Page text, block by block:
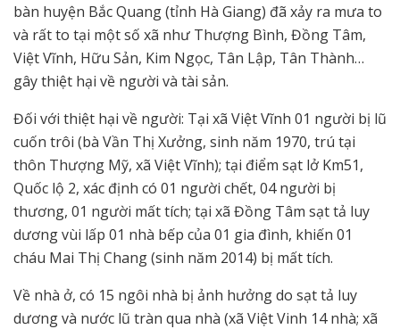
bàn huyện Bắc Quang (tỉnh Hà Giang) đã xảy ra mưa to
và rất to tại một số xã như Thượng Bình, Đồng Tâm,
Việt Vĩnh, Hữu Sản, Kim Ngọc, Tân Lập, Tân Thành…
gây thiệt hại về người và tài sản.
Đối với thiệt hại về người: Tại xã Việt Vĩnh 01 người bị lũ
cuốn trôi (bà Vần Thị Xưởng, sinh năm 1970, trú tại
thôn Thượng Mỹ, xã Việt Vĩnh); tại điểm sạt lở Km51,
Quốc lộ 2, xác định có 01 người chết, 04 người bị
thương, 01 người mất tích; tại xã Đồng Tâm sạt tả luy
dương vùi lấp 01 nhà bếp của 01 gia đình, khiến 01
cháu Mai Thị Chang (sinh năm 2014) bị mất tích.
Về nhà ở, có 15 ngôi nhà bị ảnh hưởng do sạt tả luy
dương và nước lũ tràn qua nhà (xã Việt Vinh 14 nhà; xã